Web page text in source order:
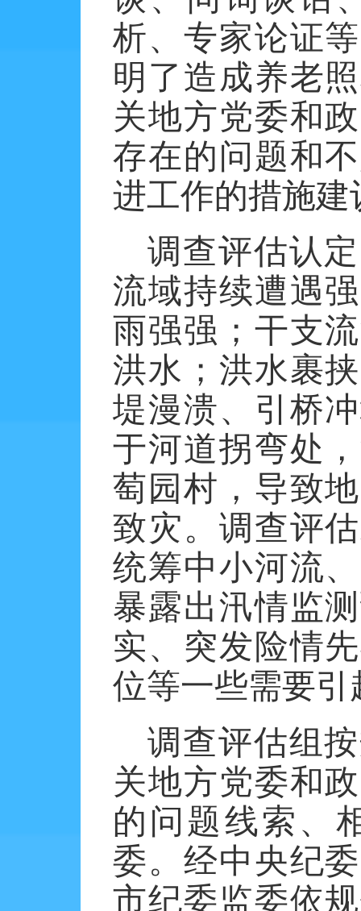
析、专家论证
明了造成养老
关地方党委和
存在的问题和
进工作的措施建
调查评估认
流域持续遭遇
雨强强；干支
洪水；洪水裹
堤漫溃、引桥
于河道拐弯处
萄园村，导致
致灾。调查评
统筹中小河流
暴露出汛情监
实、突发险情
位等一些需要
调查评估组
关地方党委和
的问题线索、
委。经中央纪
市纪委监委依